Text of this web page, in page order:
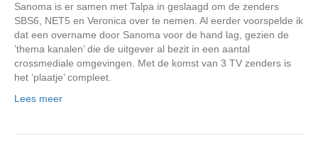
Sanoma is er samen met Talpa in geslaagd om de zenders
SBS6, NET5 en Veronica over te nemen. Al eerder voorspelde ik
dat een overname door Sanoma voor de hand lag, gezien de
’thema kanalen’ die de uitgever al bezit in een aantal
crossmediale omgevingen. Met de komst van 3 TV zenders is
het ‘plaatje’ compleet.
Lees meer